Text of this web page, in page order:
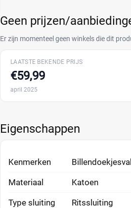
Geen prijzen/
Er zijn momenteel geen winkels die dit
LAATSTE BEKENDE PRIJS
€59,99
april 2025
Eigenschappen
Kenmerken
Materiaal Katoen
Type sluiting Ritssluiting